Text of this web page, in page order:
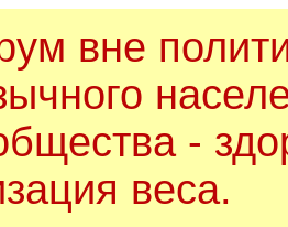
вне
-
веса.